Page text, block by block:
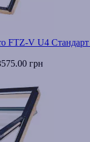
FTZ-V U4 Стандарт
грн